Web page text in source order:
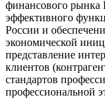
финансового рынка
эффективного
России и
экономической
представление
клиентов
стандартов
профессиональной